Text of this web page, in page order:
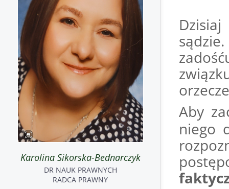
Aby
niego
Karolina Sikorska-Bednarczyk
DR NAUK PRAWNYCH
RADCA PRAWNY